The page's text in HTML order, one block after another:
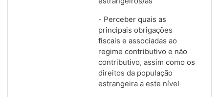
- Perceber quais as
principais obrigações
fiscais e associadas ao
regime contributivo e não
contributivo, assim como os
direitos da população
estrangeira a este nível